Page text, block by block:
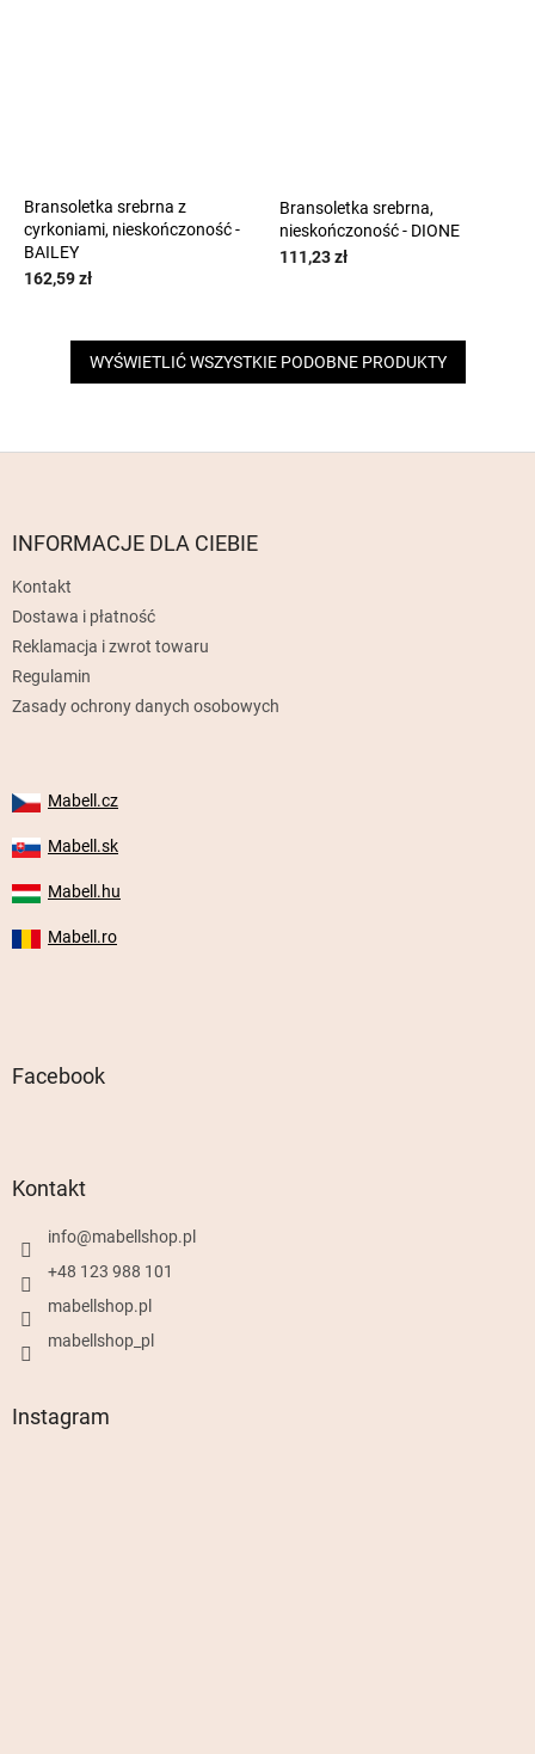
Bransoletka srebrna z
cyrkoniami, nieskończoność -
BAILEY
162,59 zł
Bransoletka srebrna,
nieskończoność - DIONE
111,23 zł
WYŚWIETLIĆ WSZYSTKIE PODOBNE PRODUKTY
INFORMACJE DLA CIEBIE
Kontakt
Dostawa i płatność
Reklamacja i zwrot towaru
Regulamin
Zasady ochrony danych osobowych
Mabell.cz
Mabell.sk
Mabell.hu
Mabell.ro
Facebook
Kontakt
info@mabellshop.pl
+48 123 988 101
mabellshop.pl
mabellshop_pl
Instagram